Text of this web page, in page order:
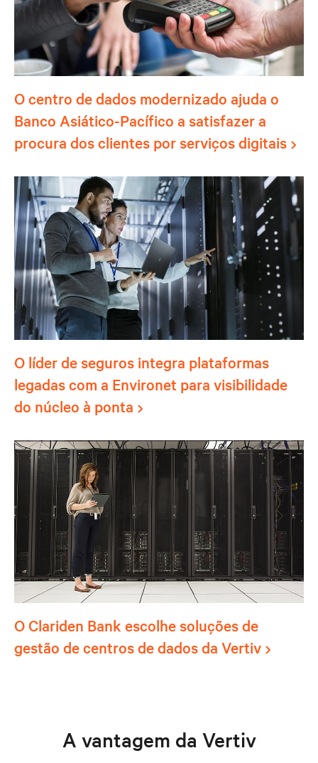
O centro de dados modernizado ajuda o
Banco Asiático-Pacífico a satisfazer a
procura dos clientes por serviços digitais
O líder de seguros integra plataformas
legadas com a Environet para visibilidade
do núcleo à ponta
O Clariden Bank escolhe soluções de
gestão de centros de dados da Vertiv
A vantagem da Vertiv